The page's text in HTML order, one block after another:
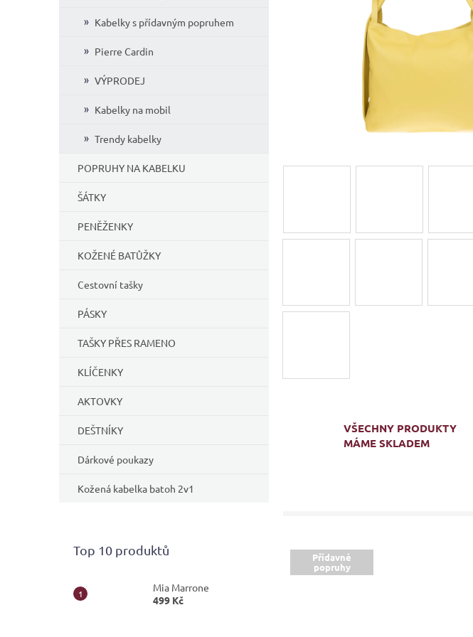
Kabelky s přídavným popruhem
Pierre Cardin
VÝPRODEJ
Kabelky na mobil
Trendy kabelky
POPRUHY NA KABELKU
ŠÁTKY
PENĚŽENKY
KOŽENÉ BATŮŽKY
Cestovní tašky
PÁSKY
TAŠKY PŘES RAMENO
KLÍČENKY
AKTOVKY
DEŠTNÍKY
Dárkové poukazy
Kožená kabelka batoh 2v1
Top 10 produktů
Mia Marrone
499 Kč
VŠECHNY PRODUKTY
MÁME SKLADEM
Přídavné
popruhy